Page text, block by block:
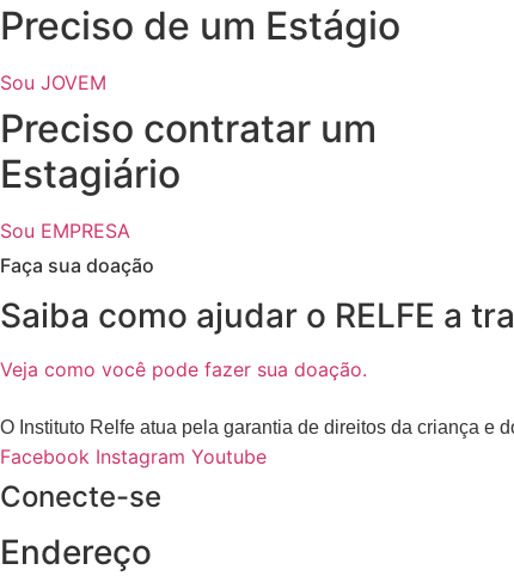
Preciso de um Estágio
Sou JOVEM
Preciso contratar um
Estagiário
Sou EMPRESA
Faça sua doação
Saiba como ajudar o RELFE a
Veja como você pode fazer sua doação.
O Instituto Relfe atua pela garantia de direitos da criança e
Facebook Instagram Youtube
Conecte-se
Endereço